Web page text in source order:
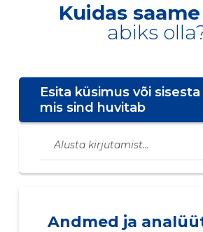
Kuidas
abiks
Esita küsimus või
mis sind huvitab
Andmed ja